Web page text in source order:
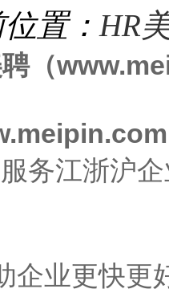
置： HR
（
务江浙沪
企业更快更